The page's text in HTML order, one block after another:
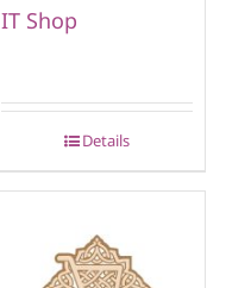
IT Shop
Details